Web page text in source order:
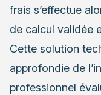
frais s’effectue
de calcul validée
Cette solution
approfondie de
professionnel